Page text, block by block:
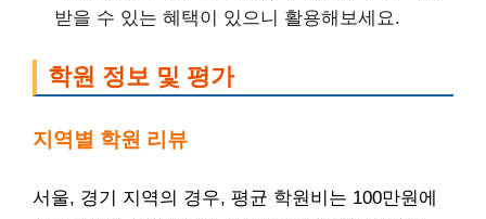
받을 수 있는 혜택이 있으니 활용해보세요.
학원 정보 및 평가
지역별 학원 리뷰
서울, 경기 지역의 경우, 평균 학원비는 100만원에